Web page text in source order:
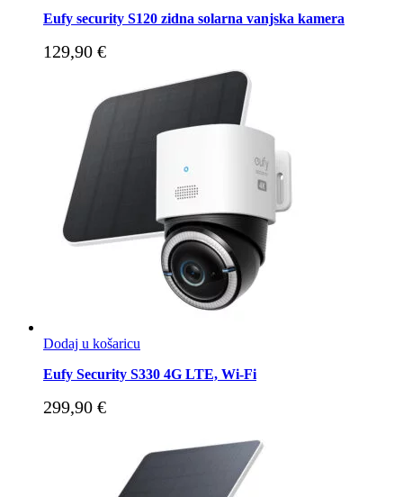
Eufy security S120 zidna solarna vanjska kamera
129,90 €
Dodaj u košaricu
Eufy Security S330 4G LTE, Wi-Fi
299,90 €